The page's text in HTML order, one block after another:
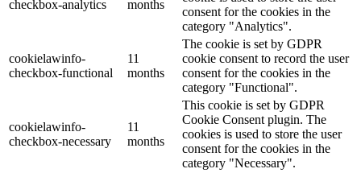
checkbox-analytics
months
consent for the cookies in the
category "Analytics".
cookielawinfo-
checkbox-functional
11
months
The cookie is set by GDPR
cookie consent to record the user
consent for the cookies in the
category "Functional".
cookielawinfo-
checkbox-necessary
11
months
This cookie is set by GDPR
Cookie Consent plugin. The
cookies is used to store the user
consent for the cookies in the
category "Necessary".